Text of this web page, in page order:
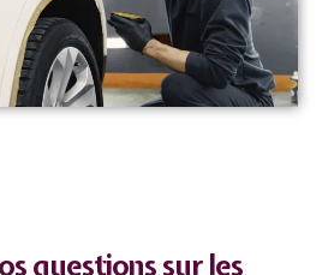
questions sur les